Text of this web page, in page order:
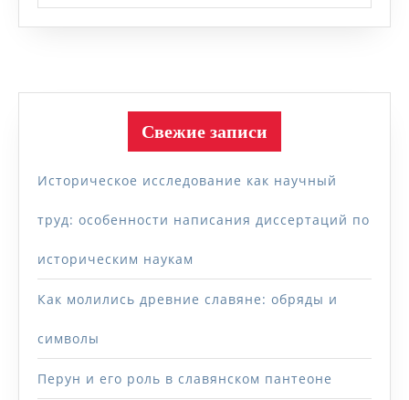
Свежие записи
Историческое исследование как научный
труд: особенности написания диссертаций по
историческим наукам
Как молились древние славяне: обряды и
символы
Перун и его роль в славянском пантеоне